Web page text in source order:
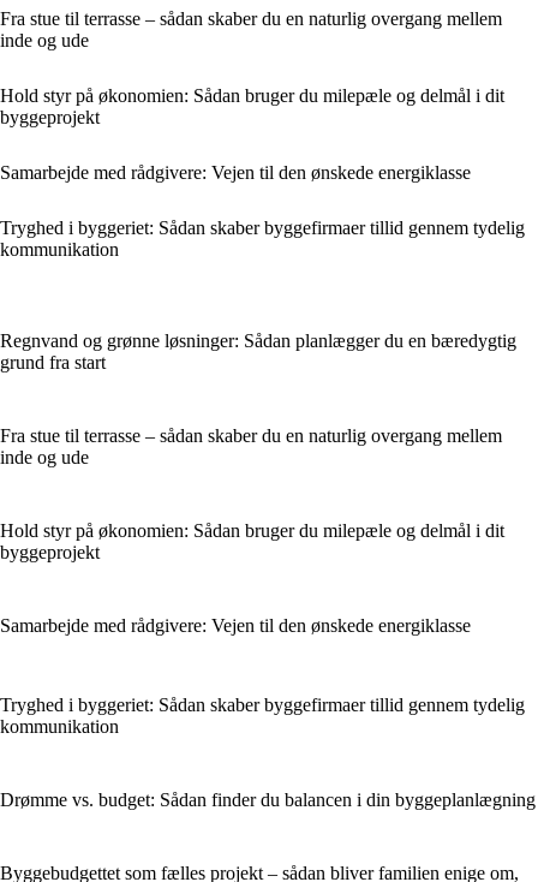
Fra stue til terrasse – sådan skaber du en naturlig overgang mellem
inde og ude
Hold styr på økonomien: Sådan bruger du milepæle og delmål i dit
byggeprojekt
Samarbejde med rådgivere: Vejen til den ønskede energiklasse
Tryghed i byggeriet: Sådan skaber byggefirmaer tillid gennem tydelig
kommunikation
Regnvand og grønne løsninger: Sådan planlægger du en bæredygtig
grund fra start
Fra stue til terrasse – sådan skaber du en naturlig overgang mellem
inde og ude
Hold styr på økonomien: Sådan bruger du milepæle og delmål i dit
byggeprojekt
Samarbejde med rådgivere: Vejen til den ønskede energiklasse
Tryghed i byggeriet: Sådan skaber byggefirmaer tillid gennem tydelig
kommunikation
Drømme vs. budget: Sådan finder du balancen i din byggeplanlægning
Byggebudgettet som fælles projekt – sådan bliver familien enige om,